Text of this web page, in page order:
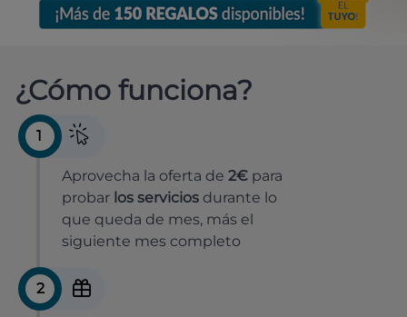
¿Cómo funciona?
1
Aprovecha la oferta de 2€ para
probar los servicios durante lo
que queda de mes, más el
siguiente mes completo
2